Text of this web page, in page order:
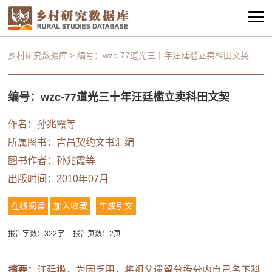
乡村研究数据库 >编号：wzc-77道光三十年汪廷槛立卖科田文契
编号：wzc-77道光三十年汪廷槛立卖科田文契
作者：孙兆霞等
所属图书： 吉昌契约文书汇编
图书作者：孙兆霞等
出版时间：2010年07月
在线阅读 加入收藏 生成引文
报告字数：322字 报告页数：2页